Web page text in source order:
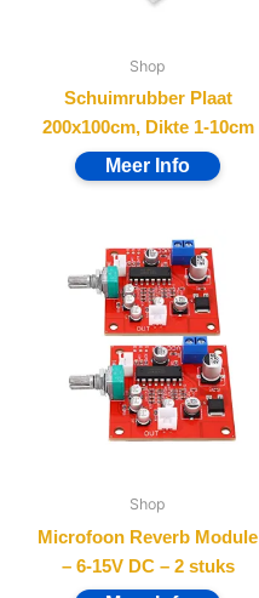
Shop
Schuimrubber Plaat
200x100cm, Dikte 1-10cm
Shop
Microfoon Reverb Module
– 6-15V DC – 2 stuks